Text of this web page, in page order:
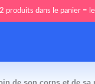
produits dans le panier =